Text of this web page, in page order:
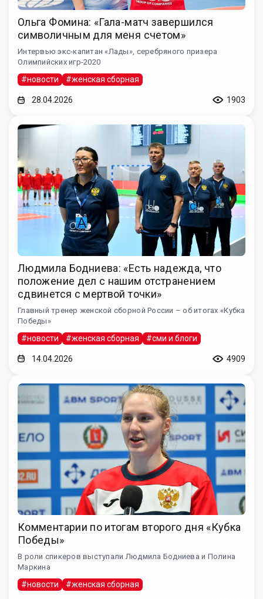
Ольга Фомина: «Гала-матч завершился
символичным для меня счетом»
Интервью экс-капитан «Лады», серебряного призера
Олимпийских игр-2020
#новости #женская сборная
28.04.2026 1903
Людмила Бодниева: «Есть надежда, что
положение дел с нашим отстранением
сдвинется с мертвой точки»
Главный тренер женской сборной России – об итогах «Кубка
Победы»
#новости #женская сборная #сми и блоги
14.04.2026 4909
Комментарии по итогам второго дня «Кубка
Победы»
В роли спикеров выступали Людмила Бодниева и Полина
Маркина
#новости #женская сборная